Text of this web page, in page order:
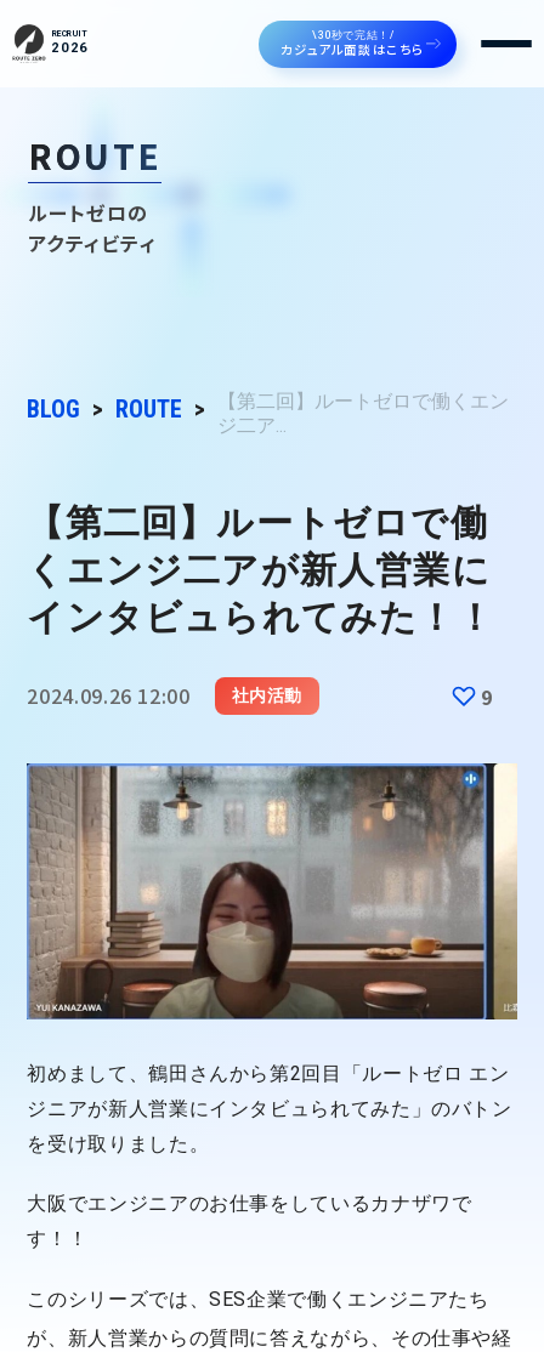
RECRUIT
2026
\30秒で完結！/
カジュアル面談はこちら
ROUTE
ルートゼロの
アクティビティ
BLOG ROUTE
【第二回】ルートゼロで働くエン
ジ二ア...
【第二回】ルートゼロで働
くエンジ二アが新人営業に
インタビュられてみた！！
2024.09.26 12:00 社内活動 9
初めまして、鶴田さんから第2回目「ルートゼロ エン
ジニアが新人営業にインタビュられてみた」のバトン
を受け取りました。
大阪でエンジニアのお仕事をしているカナザワで
す！！
このシリーズでは、SES企業で働くエンジニアたち
が、新人営業からの質問に答えながら、その仕事や経